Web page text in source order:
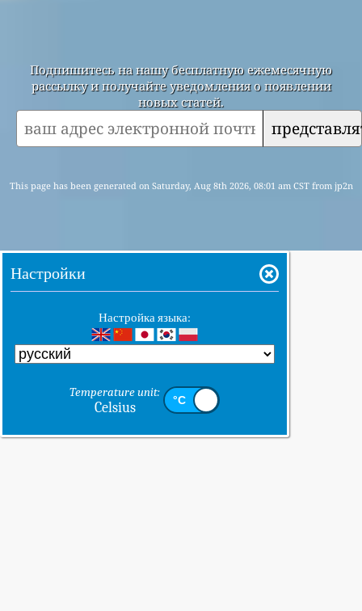
Подпишитесь на нашу бесплатную ежемесячную
рассылку и получайте уведомления о появлении
новых статей.
This page has been generated on Saturday, Aug 8th 2026, 08:01 am CST from jp2n
Настройки
Настройка языка:
Temperature unit:
Celsius